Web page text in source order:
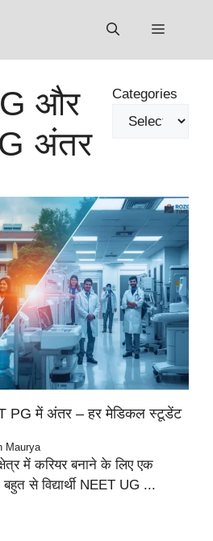
Menu
और
अंतर
Categories
PG में अंतर – हर मेडिकल स्टूडेंट
Maurya
में करियर बनाने के लिए एक
बहुत से विद्यार्थी NEET UG ...